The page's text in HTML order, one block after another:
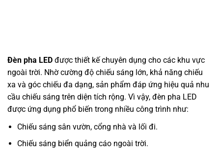
Đèn pha LED được thiết kế chuyên dụng cho các khu vực
ngoài trời. Nhờ cường độ chiếu sáng lớn, khả năng chiếu
xa và góc chiếu đa dạng, sản phẩm đáp ứng hiệu quả nhu
cầu chiếu sáng trên diện tích rộng. Vì vậy, đèn pha LED
được ứng dụng phổ biến trong nhiều công trình như:
Chiếu sáng sân vườn, cổng nhà và lối đi.
Chiếu sáng biển quảng cáo ngoài trời.